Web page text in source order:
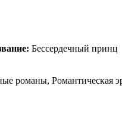
Бессердечный принц
романы, Романтическая